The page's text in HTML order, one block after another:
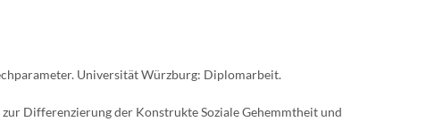
Universität Würzburg: Diplomarbeit.
Differenzierung der Konstrukte Soziale Gehemmtheit und